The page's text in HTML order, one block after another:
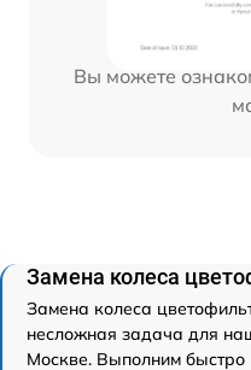
Вы можете
Замена колеса
Замена колеса
несложная задача для
Москве. Выполним быстро